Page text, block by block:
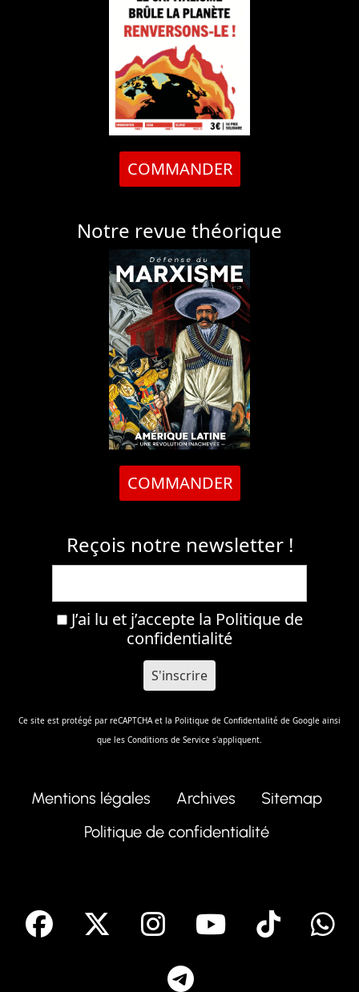
COMMANDER
Notre revue théorique
COMMANDER
Reçois notre newsletter !
J’ai lu et j’accepte la Politique de
confidentialité
Ce site est protégé par reCAPTCHA et la Politique de Confidentalité de Google ainsi
que les Conditions de Service s'appliquent.
Mentions légales Archives
Sitemap
Politique de confidentialité
facebook Instagram
Youtube
Tik